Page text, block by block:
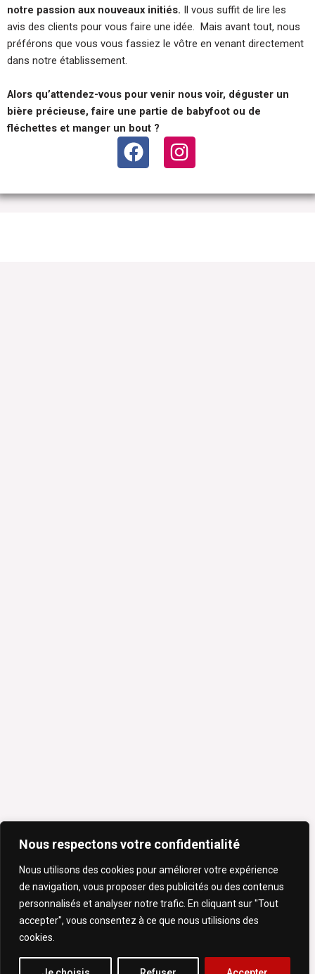
Nous respectons votre confidentialité
Nous utilisons des cookies pour améliorer votre expérience
de navigation, vous proposer des publicités ou des contenus
personnalisés et analyser notre trafic. En cliquant sur "Tout
accepter", vous consentez à ce que nous utilisions des
cookies.
notre passion aux nouveaux initiés. Il vous suffit de lire les
avis des clients pour vous faire une idée. Mais avant tout, nous
préférons que vous vous fassiez le vôtre en venant directement
dans notre établissement.
Alors qu’attendez-vous pour venir nous voir, déguster un
bière précieuse, faire une partie de babyfoot ou de
fléchettes et manger un bout ?
F
a
e
I
n
t